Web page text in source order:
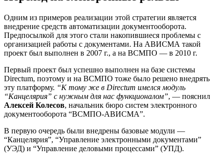
Одним из примеров реализации этой стратегии является
внедрение средств автоматизации документооборота.
Предпосылкой для этого стали накопившиеся проблемы с
организацией работы с документами. На АВИСМА такой
проект был выполнен в 2007 г., а на ВСМПО — в 2010 г.
Первый проект был успешно выполнен на базе системы
Directum, поэтому и на ВСМПО тоже было решено внедрять
эту платформу. “К тому же в Directum имелся модуль
“Канцелярия” с нужным для нас функционалом”, — пояснил
Алексей Колесов, начальник бюро систем электронного
документооборота “ВСМПО-АВИСМА”.
В первую очередь были внедрены базовые модули —
“Канцелярия”, “Управление электронными документами”
(УЭД) и “Управление деловыми процессами” (УПД).